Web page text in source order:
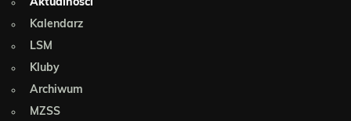
Kalendarz
LSM
Kluby
Archiwum
MZSS